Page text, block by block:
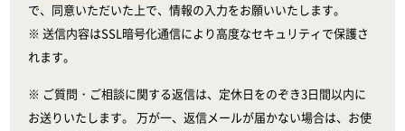
で、同意いただいた上で、情報の入力をお願いいたします。
※ 送信内容はSSL暗号化通信により高度なセキュリティで保護さ
れます。
※ ご質問・ご相談に関する返信は、定休日をのぞき3日間以内に
お送りいたします。 万が一、返信メールが届かない場合は、お使